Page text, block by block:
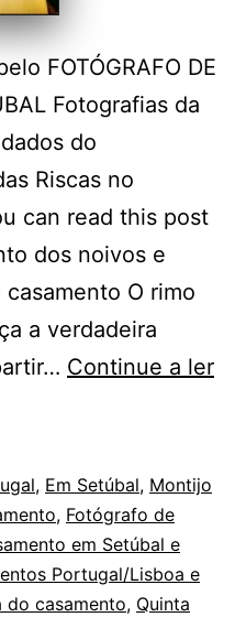
FOTÓGRAFO DE
Fotografias da
do
Riscas no
can read this post
dos noivos e
O rimo
a verdadeira
Continue a ler
, Em Setúbal, Montijo
, Fotógrafo de
em Setúbal e
Portugal/Lisboa e
do casamento, Quinta